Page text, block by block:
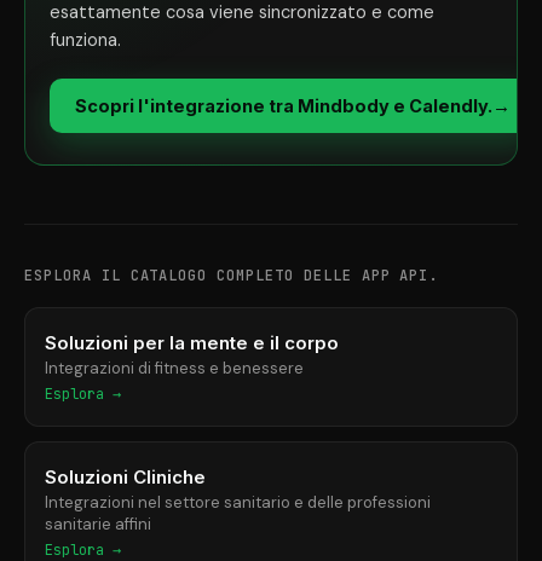
esattamente cosa viene sincronizzato e come
funziona.
Scopri l'integrazione tra Mindbody e Calendly. →
ESPLORA IL CATALOGO COMPLETO DELLE APP API.
Soluzioni per la mente e il corpo
Integrazioni di fitness e benessere
Esplora →
Soluzioni Cliniche
Integrazioni nel settore sanitario e delle professioni
sanitarie affini
Esplora →